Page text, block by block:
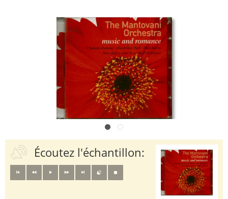
Écoutez l'échantillon: